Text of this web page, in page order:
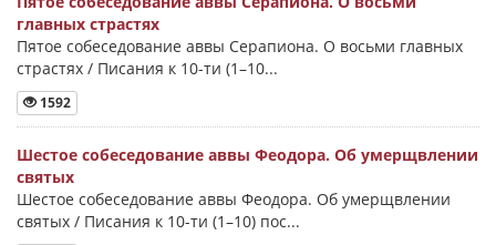
главных страстях
Пятое собеседование аввы Серапиона. О восьми главных
страстях / Писания к 10-ти (1–10...
1592
Шестое собеседование аввы Феодора. Об умерщвлении
святых
Шестое собеседование аввы Феодора. Об умерщвлении
святых / Писания к 10-ти (1–10) пос...